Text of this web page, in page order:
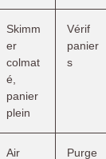
Skimm
er
colmat
é,
panier
plein
Vérif
panier
s
Air
Purge